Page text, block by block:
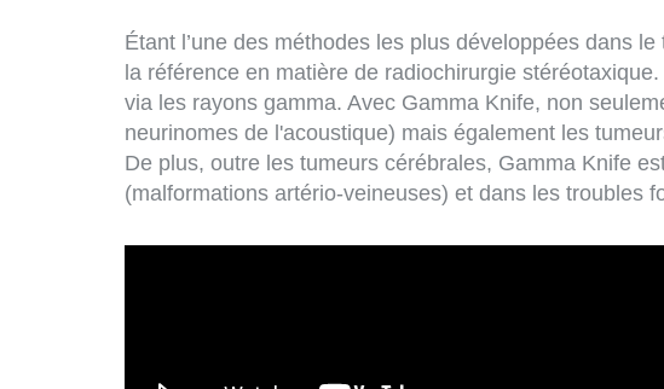
Étant l’une des méthodes les plus développées dans
la référence en matière de radiochirurgie
via les rayons gamma. Avec Gamma Knife, non
neurinomes de l'acoustique) mais également les
De plus, outre les tumeurs cérébrales, Gamma Knife
(malformations artério-veineuses) et dans les troubles